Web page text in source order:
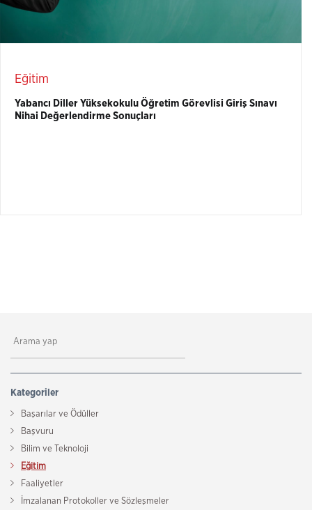
Eğitim
Yabancı Diller Yüksekokulu Öğretim Görevlisi Giriş Sınavı
Nihai Değerlendirme Sonuçları
Kategoriler
Başarılar ve Ödüller
Başvuru
Bilim ve Teknoloji
Eğitim
Faaliyetler
İmzalanan Protokoller ve Sözleşmeler